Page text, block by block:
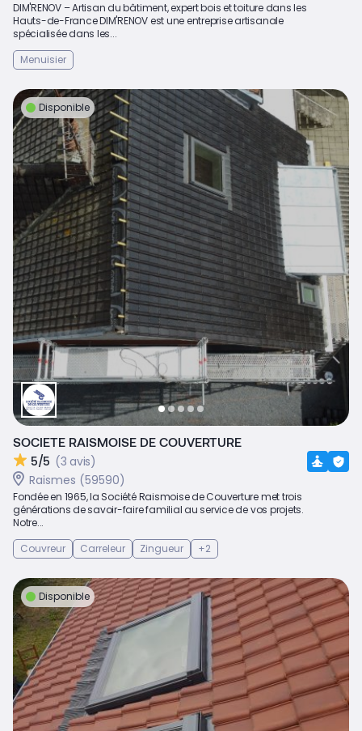
DIM'RENOV – Artisan du bâtiment, expert bois et toiture dans les
Hauts-de-France DIM'RENOV est une entreprise artisanale
spécialisée dans les...
Menuisier
Disponible
SOCIETE RAISMOISE DE COUVERTURE
5/5 (3 avis)
Raismes (59590)
Fondée en 1965, la Société Raismoise de Couverture met trois
générations de savoir-faire familial au service de vos projets.
Notre...
Couvreur
Carreleur Zingueur +2
Disponible